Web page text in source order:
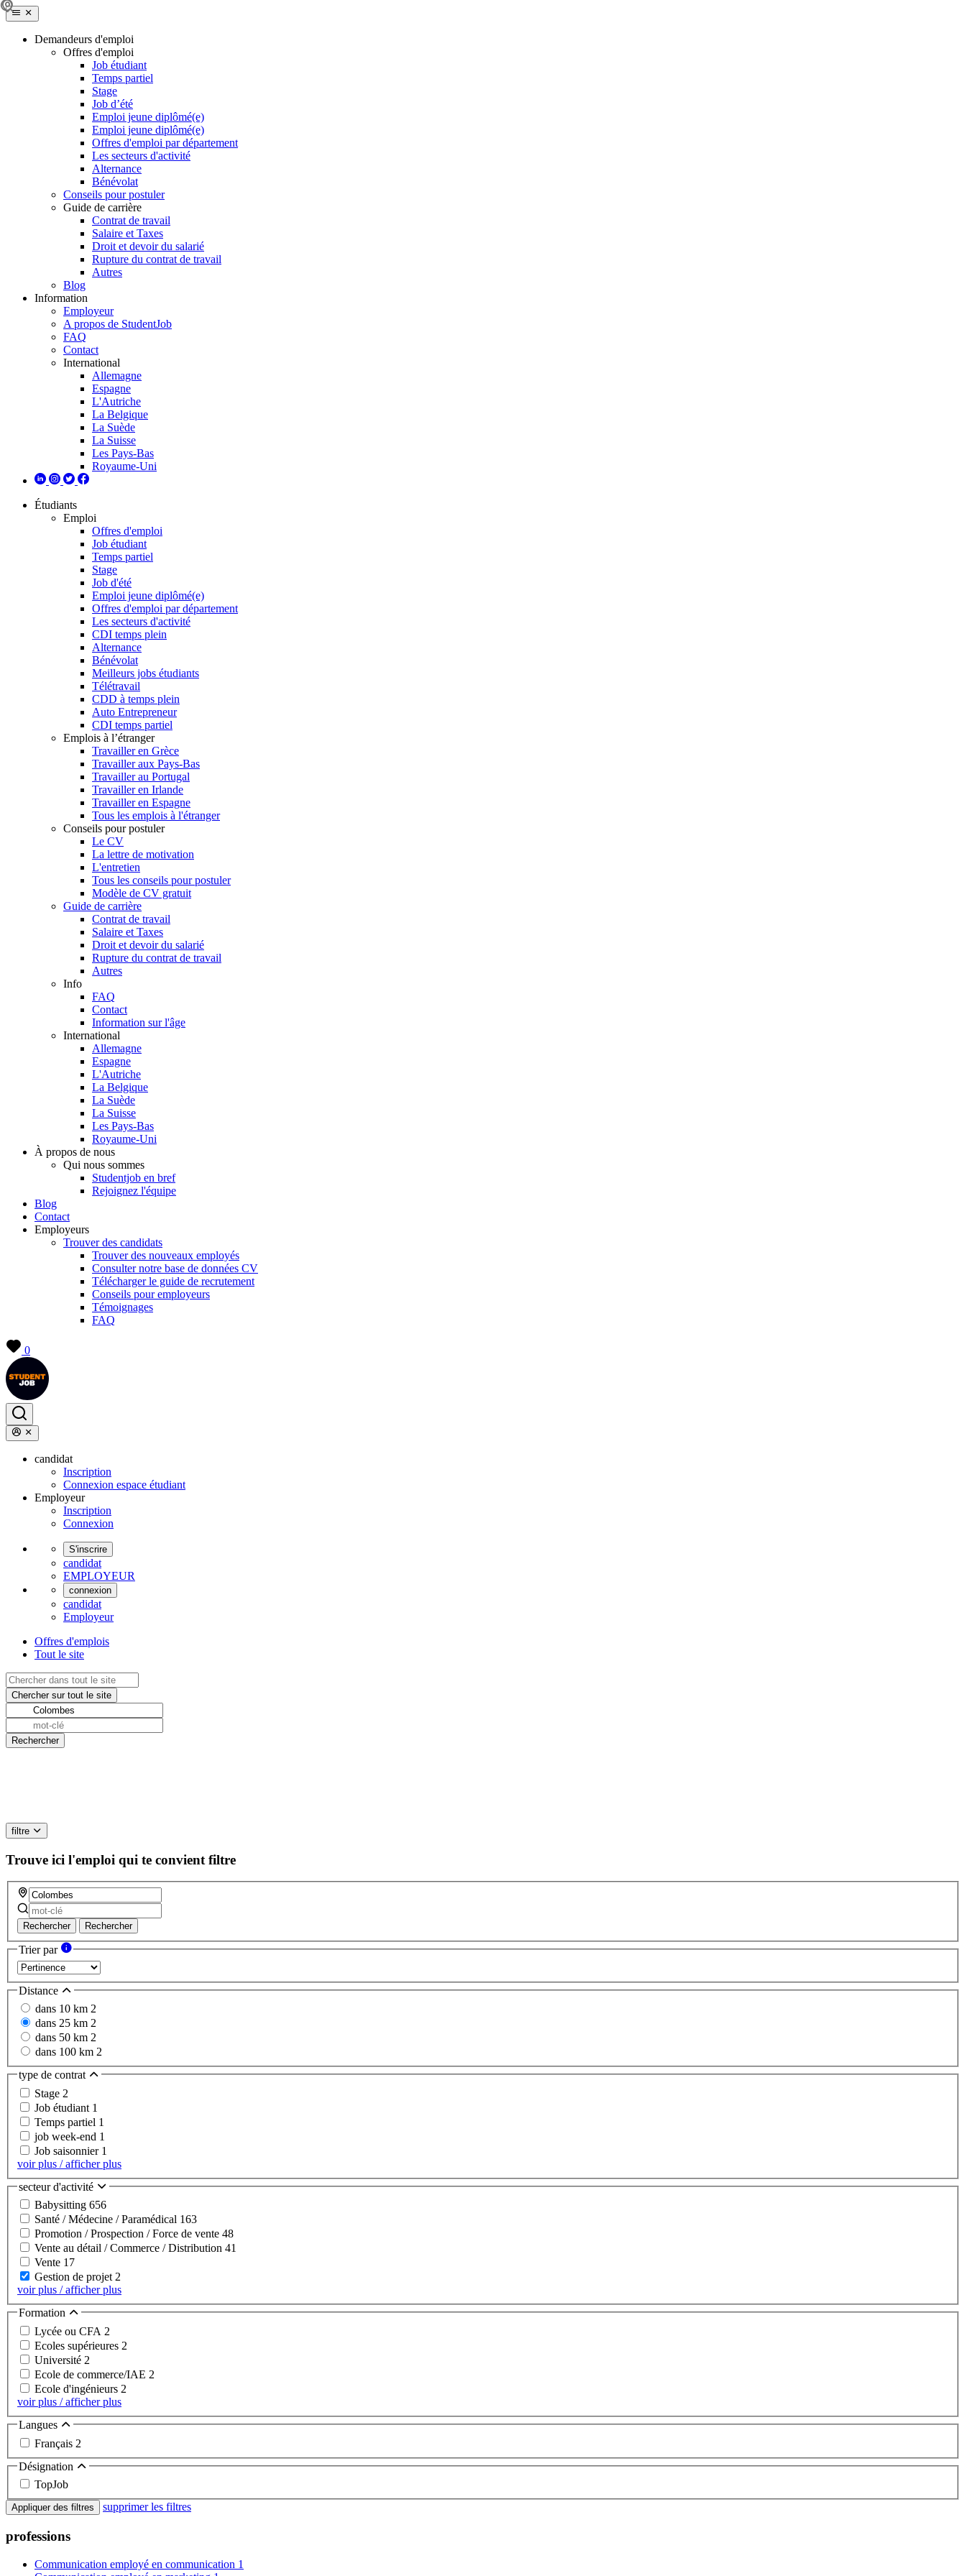
Demandeurs d'emploi
Offres d'emploi
Job étudiant
Temps partiel
Stage
Job d’été
Emploi jeune diplômé(e)
Emploi jeune diplômé(e)
Offres d'emploi par département
Les secteurs d'activité
Alternance
Bénévolat
Conseils pour postuler
Guide de carrière
Contrat de travail
Salaire et Taxes
Droit et devoir du salarié
Rupture du contrat de travail
Autres
Blog
Information
Employeur
A propos de StudentJob
FAQ
Contact
International
Allemagne
Espagne
L'Autriche
La Belgique
La Suède
La Suisse
Les Pays-Bas
Royaume-Uni
Étudiants
Emploi
Offres d'emploi
Job étudiant
Temps partiel
Stage
Job d'été
Emploi jeune diplômé(e)
Offres d'emploi par département
Les secteurs d'activité
CDI temps plein
Alternance
Bénévolat
Meilleurs jobs étudiants
Télétravail
CDD à temps plein
Auto Entrepreneur
CDI temps partiel
Emplois à l’étranger
Travailler en Grèce
Travailler aux Pays-Bas
Travailler au Portugal
Travailler en Irlande
Travailler en Espagne
Tous les emplois à l'étranger
Conseils pour postuler
Le CV
La lettre de motivation
L'entretien
Tous les conseils pour postuler
Modèle de CV gratuit
Guide de carrière
Contrat de travail
Salaire et Taxes
Droit et devoir du salarié
Rupture du contrat de travail
Autres
Info
FAQ
Contact
Information sur l'âge
International
Allemagne
Espagne
L'Autriche
La Belgique
La Suède
La Suisse
Les Pays-Bas
Royaume-Uni
À propos de nous
Qui nous sommes
Studentjob en bref
Rejoignez l'équipe
Blog
Contact
Employeurs
Trouver des candidats
Trouver des nouveaux employés
Consulter notre base de données CV
Télécharger le guide de recrutement
Conseils pour employeurs
Témoignages
FAQ
0
candidat
Inscription
Connexion espace étudiant
Employeur
Inscription
Connexion
S'inscrire
candidat
EMPLOYEUR
connexion
candidat
Employeur
Offres d'emplois
Tout le site
filtre
Trouve ici l'emploi qui te convient filtre
Rechercher Rechercher
Trier par
Distance
dans 10 km 2
dans 25 km 2
dans 50 km 2
dans 100 km 2
type de contrat
Stage 2
Job étudiant 1
Temps partiel 1
job week-end 1
Job saisonnier 1
voir plus / afficher plus
secteur d'activité
Babysitting 656
Santé / Médecine / Paramédical 163
Promotion / Prospection / Force de vente 48
Vente au détail / Commerce / Distribution 41
Vente 17
Gestion de projet2
voir plus / afficher plus
Formation
Lycée ou CFA 2
Ecoles supérieures 2
Université 2
Ecole de commerce/IAE 2
Ecole d'ingénieurs 2
voir plus / afficher plus
Langues
Français 2
Désignation
TopJob
Appliquer des filtres supprimer les filtres
professions
Communication employé en communication 1